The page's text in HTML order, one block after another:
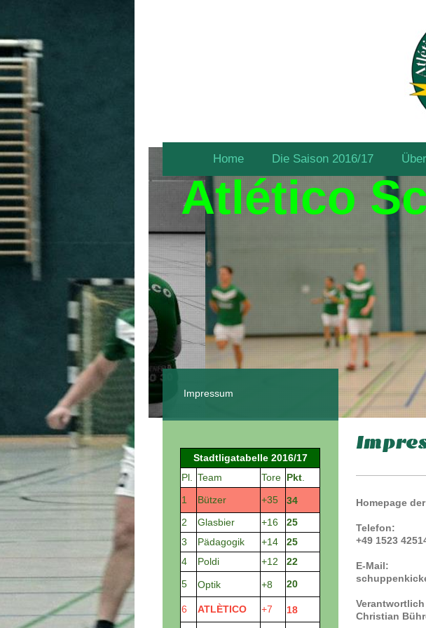
Home Die Saison 2016/17
Atlético
Homepage
Telefon:
+49 1523
E-Mail:
Christian
Impressum
Stadtligatabelle 2016/17
Pl.
Team Tore Pkt
1
Bützer +35
34
2
Glasbier +16
25
3
Pädagogik +14
25
4
Poldi +12
22
5
Optik +8 20
6 ATLÈTICO +7
18